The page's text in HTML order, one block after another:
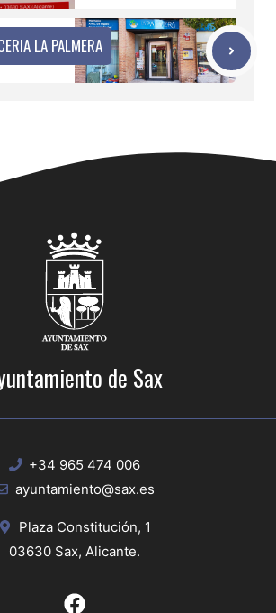
LA PALMERA
de Sax
+34 965 474 006
ayuntamiento@sax.es
Plaza Constitución, 1
03630 Sax, Alicante.